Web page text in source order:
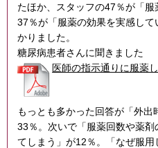
たほか、スタッフの47％が「服
37％が「服薬の効果を実感し
かりました。
糖尿病患者さんに聞きました
医師の指示通りに服薬
もっとも多かった回答が「外
33％。次いで「服薬回数や薬
てしまう」が12％。「なぜ服